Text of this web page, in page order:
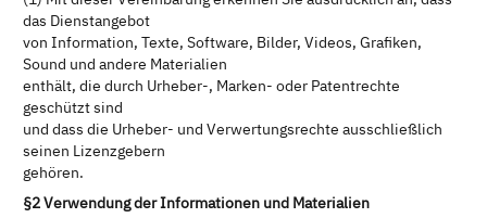
das Dienstangebot
von Information, Texte, Software, Bilder, Videos, Grafiken,
Sound und andere Materialien
enthält, die durch Urheber-, Marken- oder Patentrechte
geschützt sind
und dass die Urheber- und Verwertungsrechte ausschließlich
seinen Lizenzgebern
gehören.
§2 Verwendung der Informationen und Materialien